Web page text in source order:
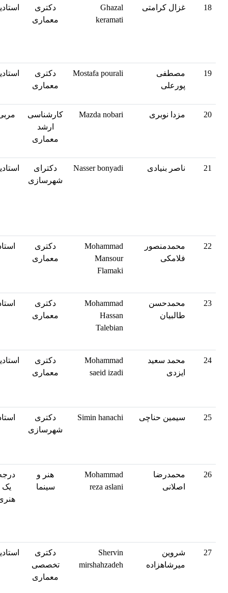
18 غزال کرامتی
Ghazal
keramati
دکتری
معماری
19
مصطفی
پورعلی
Mostafa pourali
دکتری
معماری
20 مزدا نوبری Mazda nobari
کارشناسی
ارشد
معماری
21 ناصر بنیادی Nasser bonyadi
دکترای
شهرسازی
22
محمدمنصور
فلامکی
Mohammad
Mansour
Flamaki
دکتری
معماری
23
محمدحسن
طالبیان
Mohammad
Hassan
Talebian
دکتری
معماری
24
محمد سعید
ایزدی
Mohammad
saeid izadi
دکتری
معماری
25 سیمین حناچی Simin hanachi
دکتری
شهرسازی
26
محمدرضا
اصلانی
Mohammad
reza aslani
هنر و
سینما
یک
27
شروین
میرشاهزاده
Shervin
mirshahzadeh
دکتری
تخصصی
معماری